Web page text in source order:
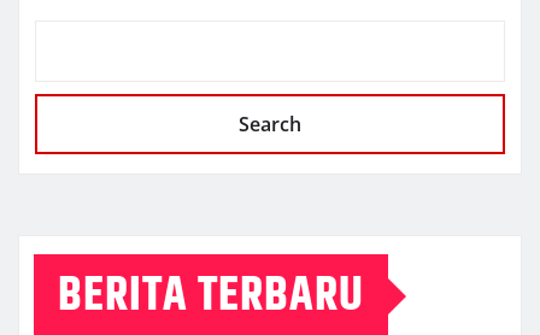
Search
BERITA TERBARU